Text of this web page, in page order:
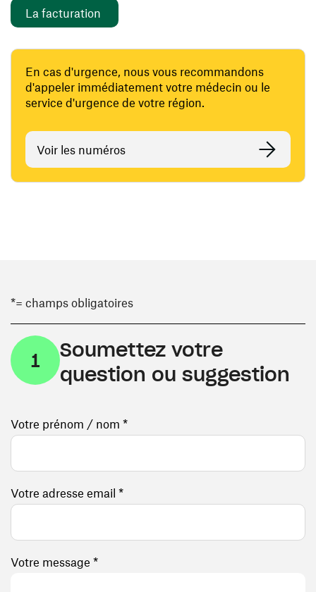
La facturation
En cas d'urgence, nous vous recommandons
d'appeler immédiatement votre médecin ou le
service d'urgence de votre région.
Voir les numéros
*= champs obligatoires
1
Soumettez votre
question ou suggestion
Votre prénom / nom *
Votre adresse email *
Votre message *